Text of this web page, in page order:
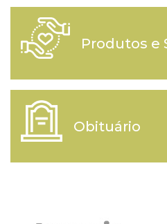
Produtos e
Obituário